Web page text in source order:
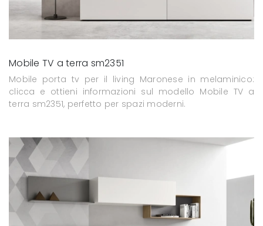
Mobile TV a terra sm2351
Mobile porta tv per il living Maronese in melaminico:
clicca e ottieni informazioni sul modello Mobile TV a
terra sm2351, perfetto per spazi moderni.